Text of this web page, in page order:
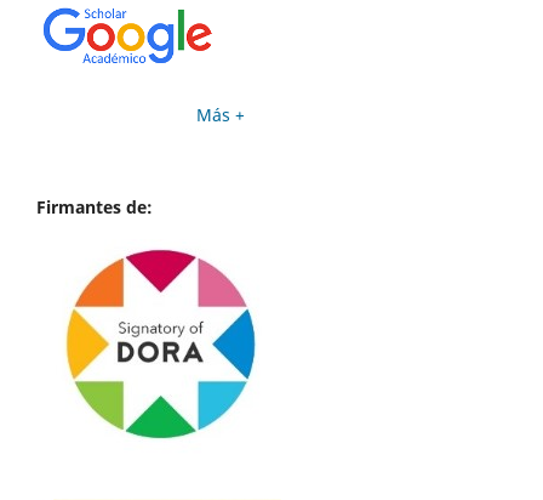
Más +
Firmantes de: